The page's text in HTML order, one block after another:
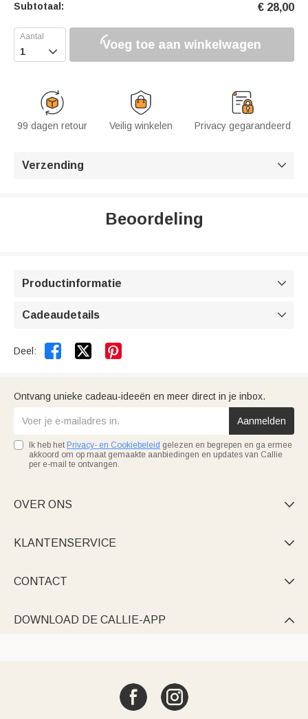
Subtotaal: € 28,00
 Voeg toe aan winkelwagen
99 dagen retour Veilig winkelen Privacy gegarandeerd
Verzending 
Beoordeling
Productinformatie 
Cadeaudetails 
Deel:  
Ontvang unieke cadeau-ideeën en meer direct in je inbox.
Aanmelden
Ik heb het Privacy- en Cookiebeleid gelezen en begrepen en ga ermee
akkoord om op maat gemaakte aanbiedingen en updates van Callie
per e-mail te ontvangen.
OVER ONS 
KLANTENSERVICE 
CONTACT 
DOWNLOAD DE CALLIE-APP 